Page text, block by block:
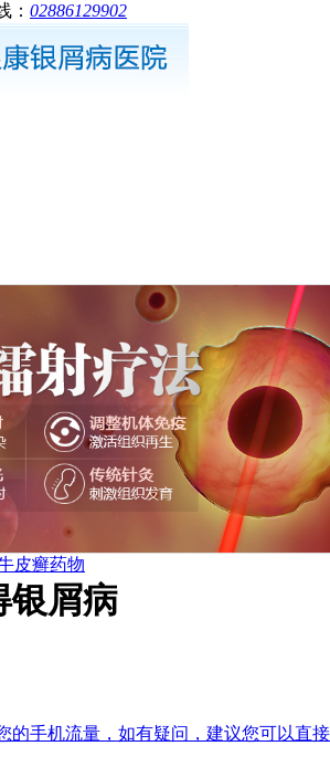
： 02886129902
皮癣药物
银屑病
的手机流量，如有疑问，建议您可以直接